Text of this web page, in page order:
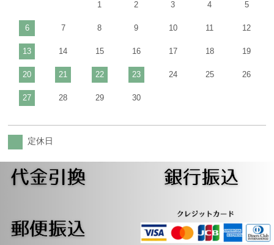
1 2 3 4 5
6 7 8 9 10 11 12
13 14 15 16 17 18 19
20 21 22 23 24 25 26
27 28 29 30
定休日